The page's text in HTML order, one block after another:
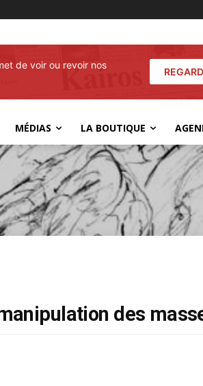
de voir ou revoir nos
MÉDIAS LA BOUTIQUE
des